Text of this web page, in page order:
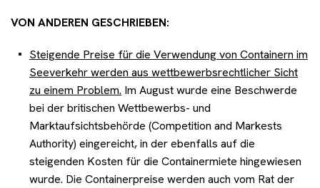
VON ANDEREN GESCHRIEBEN:
Steigende Preise für die Verwendung von Containern im
Seeverkehr werden aus wettbewerbsrechtlicher Sicht
zu einem Problem. Im August wurde eine Beschwerde
bei der britischen Wettbewerbs- und
Marktaufsichtsbehörde (Competition and Markests
Authority) eingereicht, in der ebenfalls auf die
steigenden Kosten für die Containermiete hingewiesen
wurde. Die Containerpreise werden auch vom Rat der